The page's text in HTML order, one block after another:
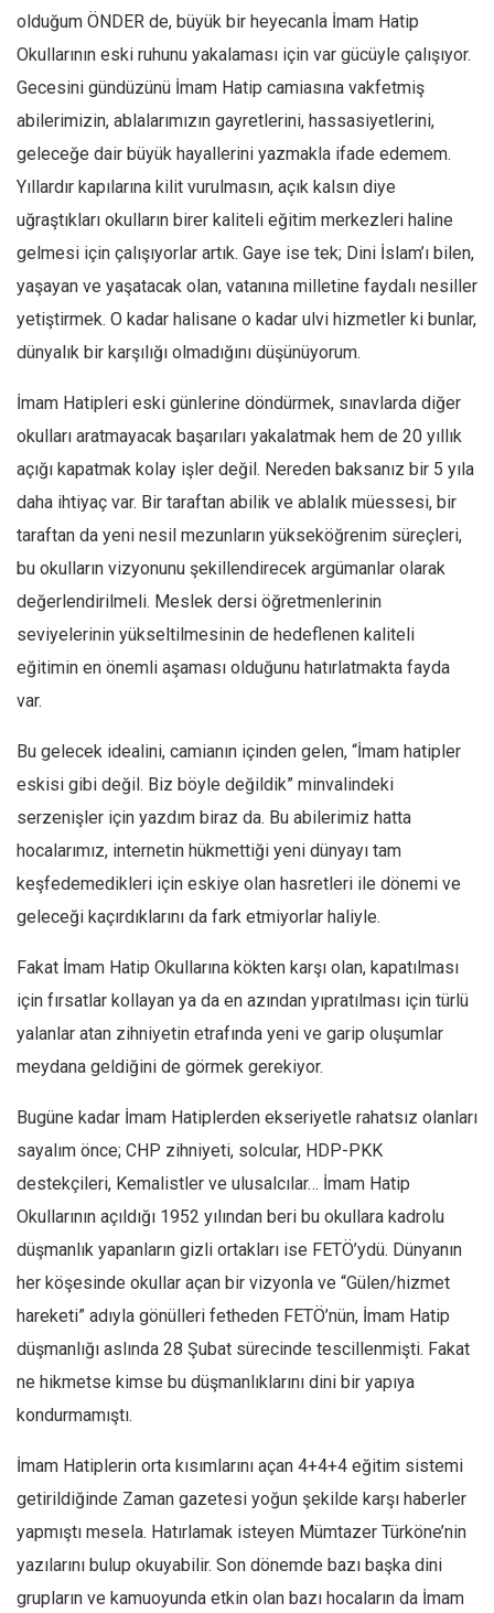
Kültür Sanat
Kitap
Karisi kitap sualleri
7 soruda bu hafta
Ekonomi
Spor
Manzara
Sağlık
Hayat
Siyaset
Afrika
İslam Dünyası
Amerika
Avustralya
Düşünce
Dosyalar
olduğum ÖNDER de, büyük bir heyecanla İmam Hatip
Okullarının eski ruhunu yakalaması için var gücüyle çalışıyor.
Gecesini gündüzünü İmam Hatip camiasına vakfetmiş
abilerimizin, ablalarımızın gayretlerini, hassasiyetlerini,
geleceğe dair büyük hayallerini yazmakla ifade edemem.
Yıllardır kapılarına kilit vurulmasın, açık kalsın diye
uğraştıkları okulların birer kaliteli eğitim merkezleri haline
gelmesi için çalışıyorlar artık. Gaye ise tek; Dini İslam’ı bilen,
yaşayan ve yaşatacak olan, vatanına milletine faydalı nesiller
yetiştirmek. O kadar halisane o kadar ulvi hizmetler ki bunlar,
dünyalık bir karşılığı olmadığını düşünüyorum.
İmam Hatipleri eski günlerine döndürmek, sınavlarda diğer
okulları aratmayacak başarıları yakalatmak hem de 20 yıllık
açığı kapatmak kolay işler değil. Nereden baksanız bir 5 yıla
daha ihtiyaç var. Bir taraftan abilik ve ablalık müessesi, bir
taraftan da yeni nesil mezunların yükseköğrenim süreçleri,
bu okulların vizyonunu şekillendirecek argümanlar olarak
değerlendirilmeli. Meslek dersi öğretmenlerinin
seviyelerinin yükseltilmesinin de hedeflenen kaliteli
eğitimin en önemli aşaması olduğunu hatırlatmakta fayda
var.
Bu gelecek idealini, camianın içinden gelen, “İmam hatipler
eskisi gibi değil. Biz böyle değildik” minvalindeki
serzenişler için yazdım biraz da. Bu abilerimiz hatta
hocalarımız, internetin hükmettiği yeni dünyayı tam
keşfedemedikleri için eskiye olan hasretleri ile dönemi ve
geleceği kaçırdıklarını da fark etmiyorlar haliyle.
Fakat İmam Hatip Okullarına kökten karşı olan, kapatılması
için fırsatlar kollayan ya da en azından yıpratılması için türlü
yalanlar atan zihniyetin etrafında yeni ve garip oluşumlar
meydana geldiğini de görmek gerekiyor.
Bugüne kadar İmam Hatiplerden ekseriyetle rahatsız olanları
sayalım önce; CHP zihniyeti, solcular, HDP-PKK
destekçileri, Kemalistler ve ulusalcılar… İmam Hatip
Okullarının açıldığı 1952 yılından beri bu okullara kadrolu
düşmanlık yapanların gizli ortakları ise FETÖ’ydü. Dünyanın
her köşesinde okullar açan bir vizyonla ve “Gülen/hizmet
hareketi” adıyla gönülleri fetheden FETÖ’nün, İmam Hatip
düşmanlığı aslında 28 Şubat sürecinde tescillenmişti. Fakat
ne hikmetse kimse bu düşmanlıklarını dini bir yapıya
kondurmamıştı.
İmam Hatiplerin orta kısımlarını açan 4+4+4 eğitim sistemi
getirildiğinde Zaman gazetesi yoğun şekilde karşı haberler
yapmıştı mesela. Hatırlamak isteyen Mümtazer Türköne’nin
yazılarını bulup okuyabilir. Son dönemde bazı başka dini
grupların ve kamuoyunda etkin olan bazı hocaların da İmam